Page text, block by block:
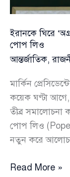
ইরানকে ঘিরে
পোপ লিও
আন্তর্জাতিক,
মার্কিন
কয়েক ঘণ্টা আগে,
তীব্র সমালোচনা
পোপ লিও (Pope
নতুন করে
ইরানকে
Read More »